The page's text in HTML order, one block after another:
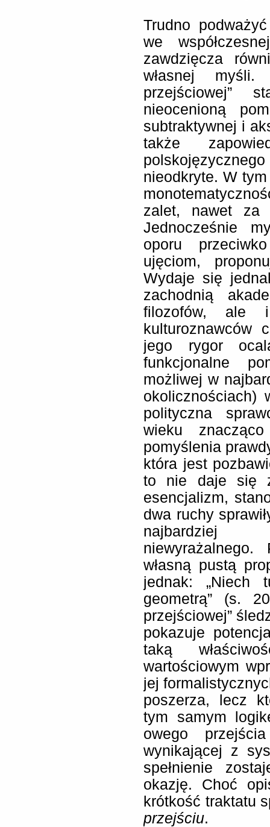
Trudno
we
zawdzięcza
własnej
nieocenioną
subtraktywnej i
także
nieodkryte. W
zalet, nawet za
Jednocześnie
oporu
ujęciom,
Wydaje się
zachodnią
filozofów, ale i
kulturoznawców
jego rygor
funkcjonalne
możliwej w
okolicznościach)
polityczna
wieku
pomyślenia
która jest
to nie daje się
esencjalizm,
dwa ruchy
najbardziej
własną pustą
jednak:
geometrą” (s.
przejściowej”
pokazuje
taką
wartościowym
jej
poszerza, lecz
tym samym
owego
wynikającej z
spełnienie
okazję. Choć
krótkość traktatu
przejściu.